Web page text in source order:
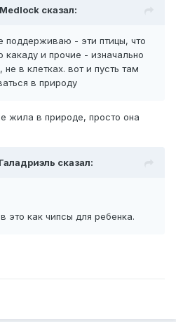
Medlock сказал:
поддерживаю - эти птицы, что
какаду и прочие - изначально
в клетках. вот и пусть там
в природу
жила в природе, просто она
Галадриэль сказал:
это как чипсы для ребенка.